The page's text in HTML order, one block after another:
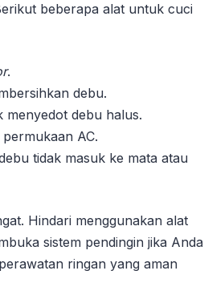
beberapa alat untuk cuci
.
debu.
debu halus.
AC.
tidak masuk ke mata atau
Hindari menggunakan alat
sistem pendingin jika Anda
ringan yang aman